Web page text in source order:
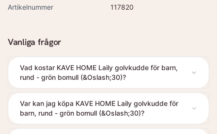
Artikelnummer
117820
Vanliga frågor
Vad kostar KAVE HOME Laily golvkudde för barn,
rund - grön bomull (&Oslash;30)?
Var kan jag köpa KAVE HOME Laily golvkudde för
barn, rund - grön bomull (&Oslash;30)?